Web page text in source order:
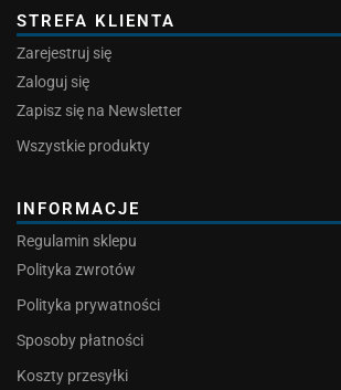
STREFA KLIENTA
Zarejestruj się
Zaloguj się
Zapisz się na Newsletter
Wszystkie produkty
INFORMACJE
Regulamin sklepu
Polityka zwrotów
Polityka prywatności
Sposoby płatności
Koszty przesyłki